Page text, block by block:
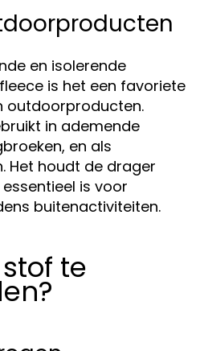
en isolerende
is het een favoriete
outdoorproducten.
in ademende
en als
Het houdt de drager
is voor
buitenactiviteiten.
te